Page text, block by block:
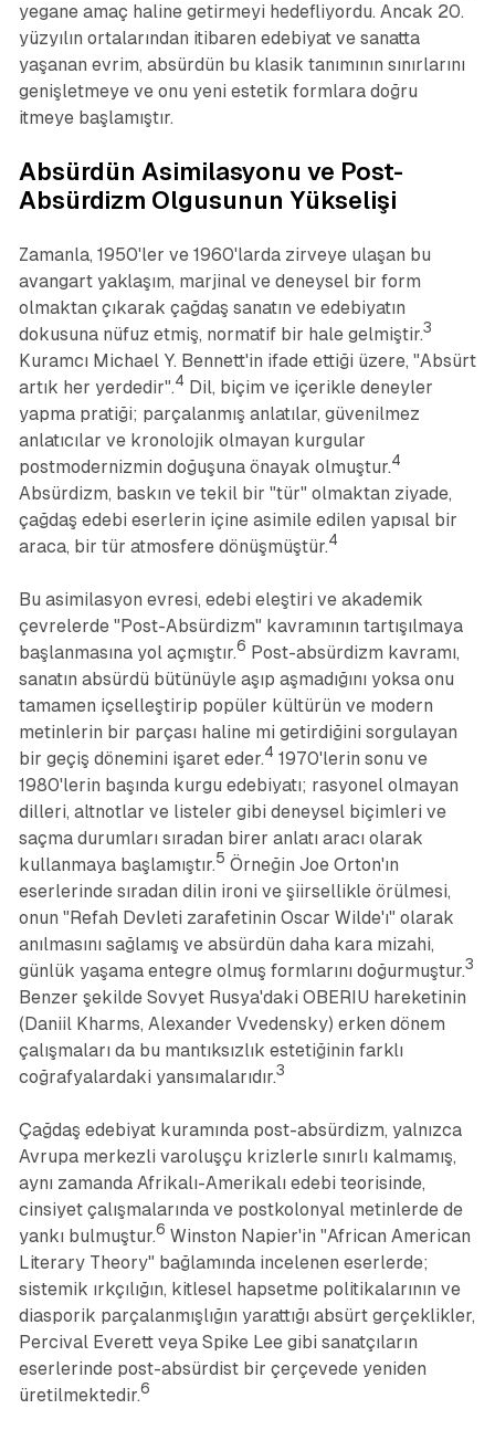
yegane amaç haline getirmeyi hedefliyordu. Ancak 20.
yüzyılın ortalarından itibaren edebiyat ve sanatta
yaşanan evrim, absürdün bu klasik tanımının sınırlarını
genişletmeye ve onu yeni estetik formlara doğru
itmeye başlamıştır.
Absürdün Asimilasyonu ve Post-
Absürdizm Olgusunun Yükselişi
Zamanla, 1950'ler ve 1960'larda zirveye ulaşan bu
avangart yaklaşım, marjinal ve deneysel bir form
olmaktan çıkarak çağdaş sanatın ve edebiyatın
dokusuna nüfuz etmiş, normatif bir hale gelmiştir.3
Kuramcı Michael Y. Bennett'in ifade ettiği üzere, "Absürt
artık her yerdedir".4 Dil, biçim ve içerikle deneyler
yapma pratiği; parçalanmış anlatılar, güvenilmez
anlatıcılar ve kronolojik olmayan kurgular
postmodernizmin doğuşuna önayak olmuştur.4
Absürdizm, baskın ve tekil bir "tür" olmaktan ziyade,
çağdaş edebi eserlerin içine asimile edilen yapısal bir
araca, bir tür atmosfere dönüşmüştür.4
Bu asimilasyon evresi, edebi eleştiri ve akademik
çevrelerde "Post-Absürdizm" kavramının tartışılmaya
başlanmasına yol açmıştır.6 Post-absürdizm kavramı,
sanatın absürdü bütünüyle aşıp aşmadığını yoksa onu
tamamen içselleştirip popüler kültürün ve modern
metinlerin bir parçası haline mi getirdiğini sorgulayan
bir geçiş dönemini işaret eder.4 1970'lerin sonu ve
1980'lerin başında kurgu edebiyatı; rasyonel olmayan
dilleri, altnotlar ve listeler gibi deneysel biçimleri ve
saçma durumları sıradan birer anlatı aracı olarak
kullanmaya başlamıştır.5 Örneğin Joe Orton'ın
eserlerinde sıradan dilin ironi ve şiirsellikle örülmesi,
onun "Refah Devleti zarafetinin Oscar Wilde'ı" olarak
anılmasını sağlamış ve absürdün daha kara mizahi,
günlük yaşama entegre olmuş formlarını doğurmuştur.3
Benzer şekilde Sovyet Rusya'daki OBERIU hareketinin
(Daniil Kharms, Alexander Vvedensky) erken dönem
çalışmaları da bu mantıksızlık estetiğinin farklı
coğrafyalardaki yansımalarıdır.3
Çağdaş edebiyat kuramında post-absürdizm, yalnızca
Avrupa merkezli varoluşçu krizlerle sınırlı kalmamış,
aynı zamanda Afrikalı-Amerikalı edebi teorisinde,
cinsiyet çalışmalarında ve postkolonyal metinlerde de
yankı bulmuştur.6 Winston Napier'in "African American
Literary Theory" bağlamında incelenen eserlerde;
sistemik ırkçılığın, kitlesel hapsetme politikalarının ve
diasporik parçalanmışlığın yarattığı absürt gerçeklikler,
Percival Everett veya Spike Lee gibi sanatçıların
eserlerinde post-absürdist bir çerçevede yeniden
üretilmektedir.6